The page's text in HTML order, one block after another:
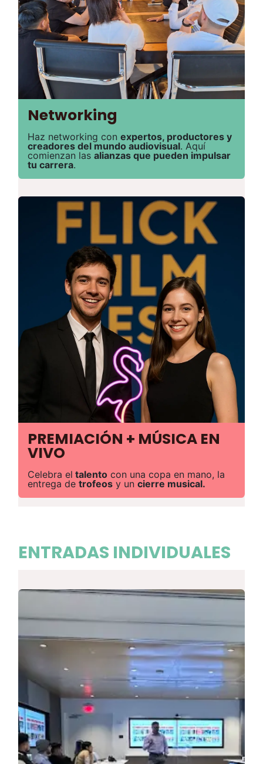
Networking
Haz networking con expertos, productores y
creadores del mundo audiovisual. Aquí
comienzan las alianzas que pueden impulsar
tu carrera.
PREMIACIÓN + MÚSICA EN
VIVO
Celebra el talento con una copa en mano, la
entrega de trofeos y un cierre musical.
ENTRADAS INDIVIDUA​LES